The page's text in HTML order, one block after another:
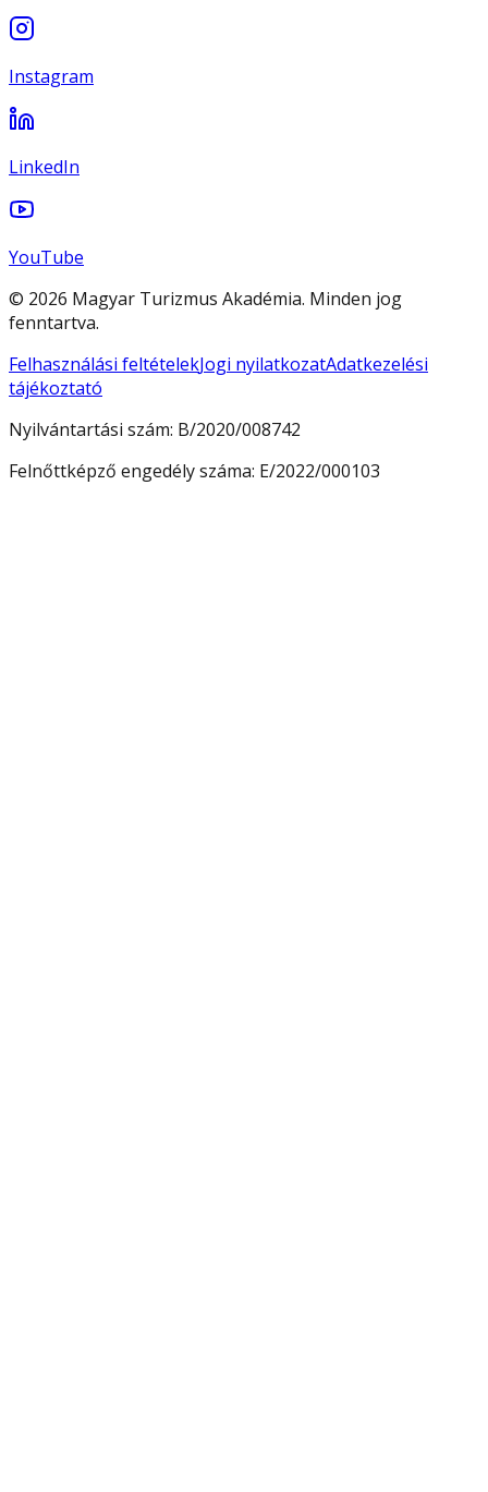
Instagram
LinkedIn
YouTube
© 2026 Magyar Turizmus Akadémia. Minden jog
fenntartva.
Felhasználási feltételekJogi nyilatkozatAdatkezelési
tájékoztató
Nyilvántartási szám: B/2020/008742
Felnőttképző engedély száma: E/2022/000103